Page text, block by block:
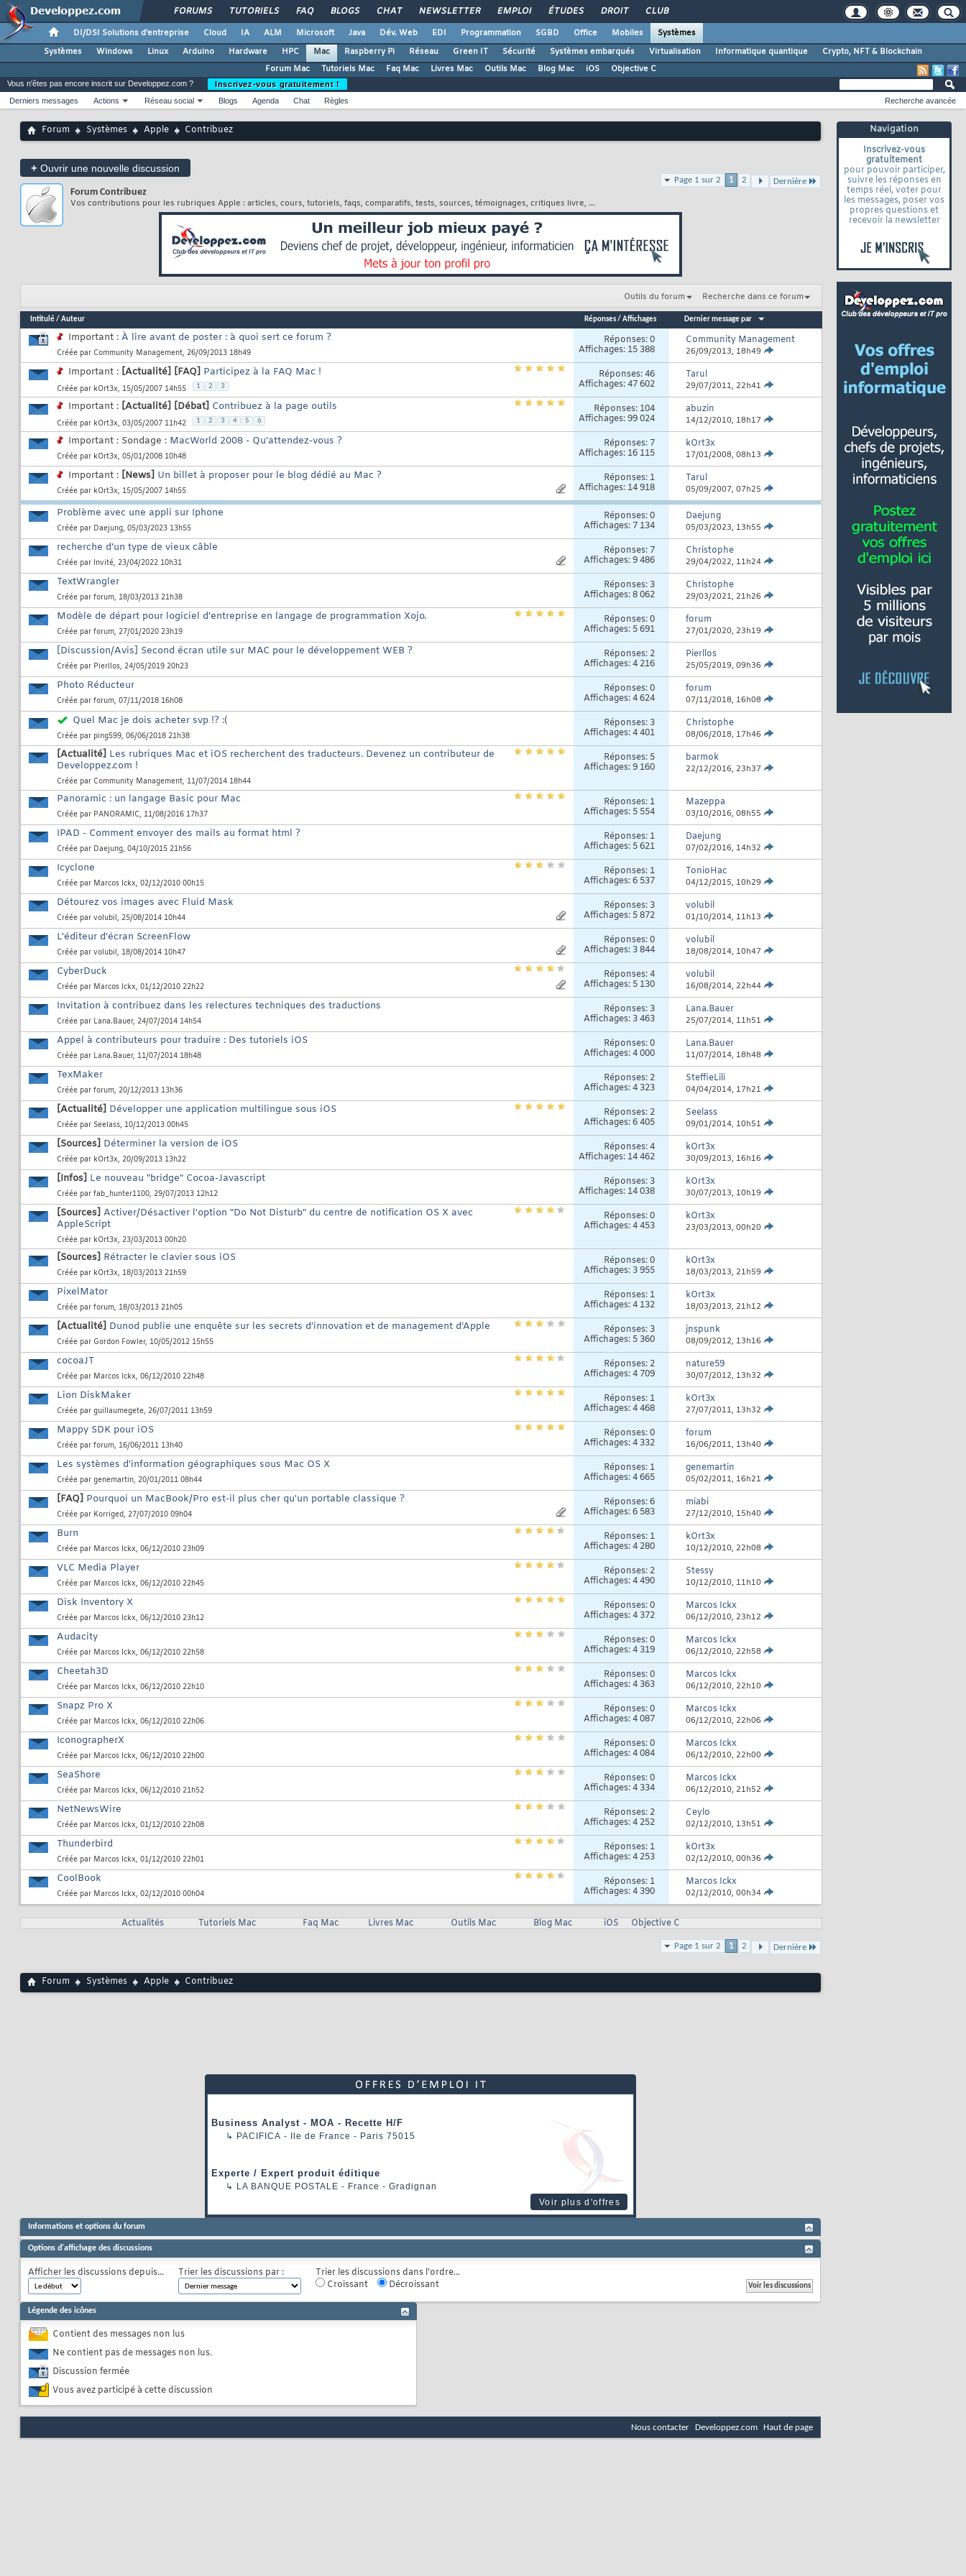
FORUMS TUTORIELS FAQ BLOGS CHAT NEWSLETTER EMPLOI ÉTUDES DROIT CLUB
DI/DSI Solutions d'entreprise Cloud IA ALM Microsoft Java Dév. Web EDI Programmation SGBD Office Mobiles
Systèmes
Systèmes
Windows Linux Arduino Hardware HPC Mac Raspberry Pi Réseau Green IT Sécurité Systèmes embarqués Virtualisation Informatique quantique
Crypto, NFT & Blockchain
Forum Mac
Tutoriels Mac Faq Mac Livres Mac Outils Mac Blog Mac iOS Objective C
Vous n'êtes pas encore inscrit sur Developpez.com ?
Inscrivez-vous gratuitement !
Derniers messages
Actions Réseau social Blogs Agenda Chat Règles Recherche avancée
Forum Systèmes Apple Contribuez Navigation
Inscrivez-vous
gratuitement
pour pouvoir participer,
suivre les réponses en
temps réel, voter pour
les messages, poser vos
propres questions et
recevoir la newsletter
+ Ouvrir une nouvelle discussion
Page 1 sur 2 1 2 Dernière
Forum Contribuez
Vos contributions pour les rubriques Apple : articles, cours, tutoriels, faqs, comparatifs, tests, sources, témoignages, critiques livre, ...
Outils du forum Recherche dans ce forum
Intitulé/ Auteur Réponses/ Affichages Dernier message par
Important : À lire avant de poster : à quoi sert ce forum ?
Créée par Community Management, 26/09/2013 18h49
Réponses:0
Affichages: 15 388
Community Management
26/09/2013, 18h49
Important : [Actualité] [FAQ] Participez à la FAQ Mac !
Créée par kOrt3x, 15/05/2007 14h55 1 2 3
Réponses:46
Affichages: 47 602
Tarul
29/07/2011, 22h41
Important : [Actualité] [Débat] Contribuez à la page outils
Créée par kOrt3x, 03/05/2007 11h42 1 2 3 4 5 6
Réponses: 104
Affichages: 99 024
abuzin
14/12/2010, 18h17
Important : Sondage : MacWorld 2008 - Qu'attendez-vous ?
Créée par kOrt3x, 05/01/2008 10h48
Réponses: 7
Affichages: 16 115
kOrt3x
17/01/2008, 08h13
Important : [News] Un billet à proposer pour le blog dédié au Mac ?
Créée par kOrt3x, 15/05/2007 14h55
Réponses: 1
Affichages: 14 918
Tarul
05/09/2007, 07h25
Problème avec une appli sur Iphone
Créée par Daejung, 05/03/2023 13h55
Réponses:0
Affichages: 7 134
Daejung
05/03/2023, 13h55
recherche d'un type de vieux câble
Créée par Invité, 23/04/2022 10h31
Réponses: 7
Affichages: 9 486
Christophe
29/04/2022, 11h24
TextWrangler
Créée par forum, 18/03/2013 21h38
Réponses: 3
Affichages: 8 062
Christophe
29/03/2021, 21h26
Modèle de départ pour logiciel d'entreprise en langage de programmation Xojo.
Créée par forum, 27/01/2020 23h19
Réponses:0
Affichages: 5 691
forum
27/01/2020, 23h19
[Discussion/Avis] Second écran utile sur MAC pour le développement WEB ?
Créée par Pierllos, 24/05/2019 20h23
Réponses: 2
Affichages: 4 216
Pierllos
25/05/2019, 09h36
Photo Réducteur
Créée par forum, 07/11/2018 16h08
Réponses:0
Affichages: 4 624
forum
07/11/2018, 16h08
Quel Mac je dois acheter svp !? :(
Créée par ping599, 06/06/2018 21h38
Réponses: 3
Affichages: 4 401
Christophe
08/06/2018, 17h46
[Actualité] Les rubriques Mac et iOS recherchent des traducteurs. Devenez un contributeur de
Developpez.com !
Créée par Community Management, 11/07/2014 18h44
Réponses: 5
Affichages: 9 160
barmok
22/12/2016, 23h37
Panoramic : un langage Basic pour Mac
Créée par PANORAMIC, 11/08/2016 17h37
Réponses: 1
Affichages: 5 554
Mazeppa
03/10/2016, 08h55
IPAD - Comment envoyer des mails au format html ?
Créée par Daejung, 04/10/2015 21h56
Réponses: 1
Affichages: 5 621
Daejung
07/02/2016, 14h32
Icyclone
Créée par Marcos Ickx, 02/12/2010 00h15
Réponses: 1
Affichages: 6 537
TonioHac
04/12/2015, 10h29
Détourez vos images avec Fluid Mask
Créée par volubil, 25/08/2014 10h44
Réponses: 3
Affichages: 5 872
volubil
01/10/2014, 11h13
L'éditeur d'écran ScreenFlow
Créée par volubil, 18/08/2014 10h47
Réponses:0
Affichages: 3 844
volubil
18/08/2014, 10h47
CyberDuck
Créée par Marcos Ickx, 01/12/2010 22h22
Réponses:4
Affichages: 5 130
volubil
16/08/2014, 22h44
Invitation à contribuez dans les relectures techniques des traductions
Créée par Lana.Bauer, 24/07/2014 14h54
Réponses: 3
Affichages: 3 463
Lana.Bauer
25/07/2014, 11h51
Appel à contributeurs pour traduire : Des tutoriels iOS
Créée par Lana.Bauer, 11/07/2014 18h48
Réponses:0
Affichages: 4 000
Lana.Bauer
11/07/2014, 18h48
TexMaker
Créée par forum, 20/12/2013 13h36
Réponses: 2
Affichages: 4 323
SteffieLili
04/04/2014, 17h21
[Actualité] Développer une application multilingue sous iOS
Créée par Seelass, 10/12/2013 00h45
Réponses: 2
Affichages: 6 405
Seelass
09/01/2014, 10h51
[Sources] Déterminer la version de iOS
Créée par kOrt3x, 20/09/2013 13h22
Réponses:4
Affichages: 14 462
kOrt3x
30/09/2013, 16h16
[Infos] Le nouveau "bridge" Cocoa-Javascript
Créée par fab_hunter1100, 29/07/2013 12h12
Réponses: 3
Affichages: 14 038
kOrt3x
30/07/2013, 10h19
[Sources] Activer/Désactiver l'option "Do Not Disturb" du centre de notification OS X avec
AppleScript
Créée par kOrt3x, 23/03/2013 00h20
Réponses:0
Affichages: 4 453
kOrt3x
23/03/2013, 00h20
[Sources] Rétracter le clavier sous iOS
Créée par kOrt3x, 18/03/2013 21h59
Réponses:0
Affichages: 3 955
kOrt3x
18/03/2013, 21h59
PixelMator
Créée par forum, 18/03/2013 21h05
Réponses: 1
Affichages: 4 132
kOrt3x
18/03/2013, 21h12
[Actualité] Dunod publie une enquête sur les secrets d’innovation et de management d’Apple
Créée par Gordon Fowler, 10/05/2012 15h55
Réponses: 3
Affichages: 5 360
jnspunk
08/09/2012, 13h16
cocoaJT
Créée par Marcos Ickx, 06/12/2010 22h48
Réponses: 2
Affichages: 4 709
nature59
30/07/2012, 13h32
Lion DiskMaker
Créée par guillaumegete, 26/07/2011 13h59
Réponses: 1
Affichages: 4 468
kOrt3x
27/07/2011, 13h32
Mappy SDK pour iOS
Créée par forum, 16/06/2011 13h40
Réponses:0
Affichages: 4 332
forum
16/06/2011, 13h40
Les systèmes d'information géographiques sous Mac OS X
Créée par genemartin, 20/01/2011 08h44
Réponses: 1
Affichages: 4 665
genemartin
05/02/2011, 16h21
[FAQ] Pourquoi un MacBook/Pro est-il plus cher qu'un portable classique ?
Créée par Korriged, 27/07/2010 09h04
Réponses:6
Affichages: 6 583
miabi
27/12/2010, 15h40
Burn
Créée par Marcos Ickx, 06/12/2010 23h09
Réponses: 1
Affichages: 4 280
kOrt3x
10/12/2010, 22h08
VLC Media Player
Créée par Marcos Ickx, 06/12/2010 22h45
Réponses: 2
Affichages: 4 490
Stessy
10/12/2010, 11h10
Disk Inventory X
Créée par Marcos Ickx, 06/12/2010 23h12
Réponses:0
Affichages: 4 372
Marcos Ickx
06/12/2010, 23h12
Audacity
Créée par Marcos Ickx, 06/12/2010 22h58
Réponses:0
Affichages: 4 319
Marcos Ickx
06/12/2010, 22h58
Cheetah3D
Créée par Marcos Ickx, 06/12/2010 22h10
Réponses:0
Affichages: 4 363
Marcos Ickx
06/12/2010, 22h10
Snapz Pro X
Créée par Marcos Ickx, 06/12/2010 22h06
Réponses:0
Affichages: 4 087
Marcos Ickx
06/12/2010, 22h06
IconographerX
Créée par Marcos Ickx, 06/12/2010 22h00
Réponses:0
Affichages: 4 084
Marcos Ickx
06/12/2010, 22h00
SeaShore
Créée par Marcos Ickx, 06/12/2010 21h52
Réponses:0
Affichages: 4 334
Marcos Ickx
06/12/2010, 21h52
NetNewsWire
Créée par Marcos Ickx, 01/12/2010 22h08
Réponses: 2
Affichages: 4 252
Ceylo
02/12/2010, 13h51
Thunderbird
Créée par Marcos Ickx, 01/12/2010 22h01
Réponses: 1
Affichages: 4 253
kOrt3x
02/12/2010, 00h36
CoolBook
Créée par Marcos Ickx, 02/12/2010 00h04
Réponses: 1
Affichages: 4 390
Marcos Ickx
02/12/2010, 00h34
Actualités Tutoriels Mac Faq Mac Livres Mac Outils Mac Blog Mac iOS Objective C
Page 1 sur 2 1 2 Dernière
Forum Systèmes Apple Contribuez
Business Analyst - MOA - Recette H/F
↳ PACIFICA - Ile de France - Paris 75015
Experte / Expert produit éditique
↳ LA BANQUE POSTALE - France - Gradignan
Voir plus d'offres
Informations et options du forum
Options d'affichage des discussions
Afficher les discussions depuis... Trier les discussions par :
Trier les discussions dans l'ordre...
Croissant
Décroissant
Légende des icônes
Contient des messages non lus
Ne contient pas de messages non lus.
Discussion fermée
Vous avez participé à cette discussion
Nous contacter Developpez.com Haut de page